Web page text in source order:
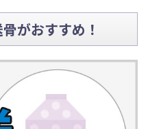
がおすすめ！